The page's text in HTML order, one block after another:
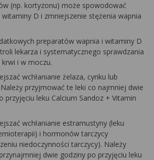
(np. kortyzonu) może spowodować
witaminy D i zmniejszenie stężenia wapnia
preparatów wapnia i witaminy D
lekarza i systematycznego sprawdzania
i w moczu.
wchłanianie żelaza, cynku lub
przyjmować te leki co najmniej dwie
przyjęciu leku Calcium Sandoz + Vitamin
wchłanianie estramustyny (leku
i hormonów tarczycy
niedoczynności tarczycy). Należy
dwie godziny po przyjęciu leku